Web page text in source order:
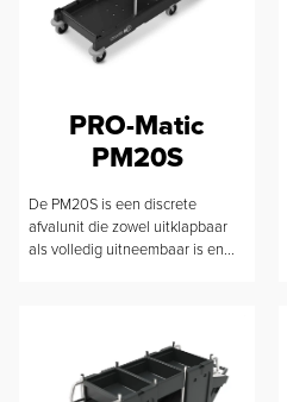
PRO-Matic
PM20S
De PM20S is een discrete
afvalunit die zowel uitklapbaar
als volledig uitneembaar is en...